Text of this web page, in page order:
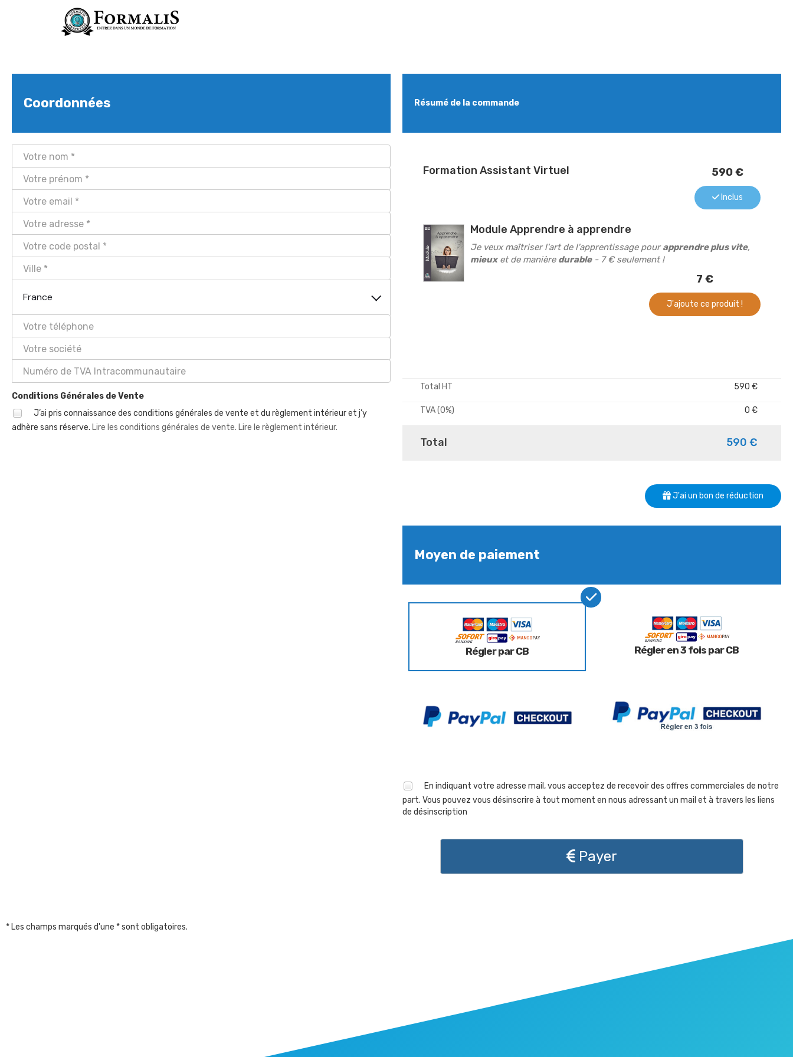
Coordonnées
France
Conditions Générales de Vente
J’ai pris connaissance des conditions générales de vente et du règlement intérieur et j’y
adhère sans réserve. Lire les conditions générales de vente. Lire le règlement intérieur.
Résumé de la commande
Formation Assistant Virtuel 590 €
Inclus
Module Apprendre à apprendre
Je veux maîtriser l'art de l'apprentissage pourapprendre plus vite,
mieuxet de manière durable- 7 € seulement !
7 €
J'ajoute ce produit !
Total HT 590 €
TVA (0%) 0 €
Total 590 €
J'ai un bon de réduction
Moyen de paiement
Régler par CB Régler en 3 fois par CB
En indiquant votre adresse mail, vous acceptez de recevoir des offres commerciales de notre
part. Vous pouvez vous désinscrire à tout moment en nous adressant un mail et à travers les liens
de désinscription
Payer
* Les champs marqués d'une * sont obligatoires.